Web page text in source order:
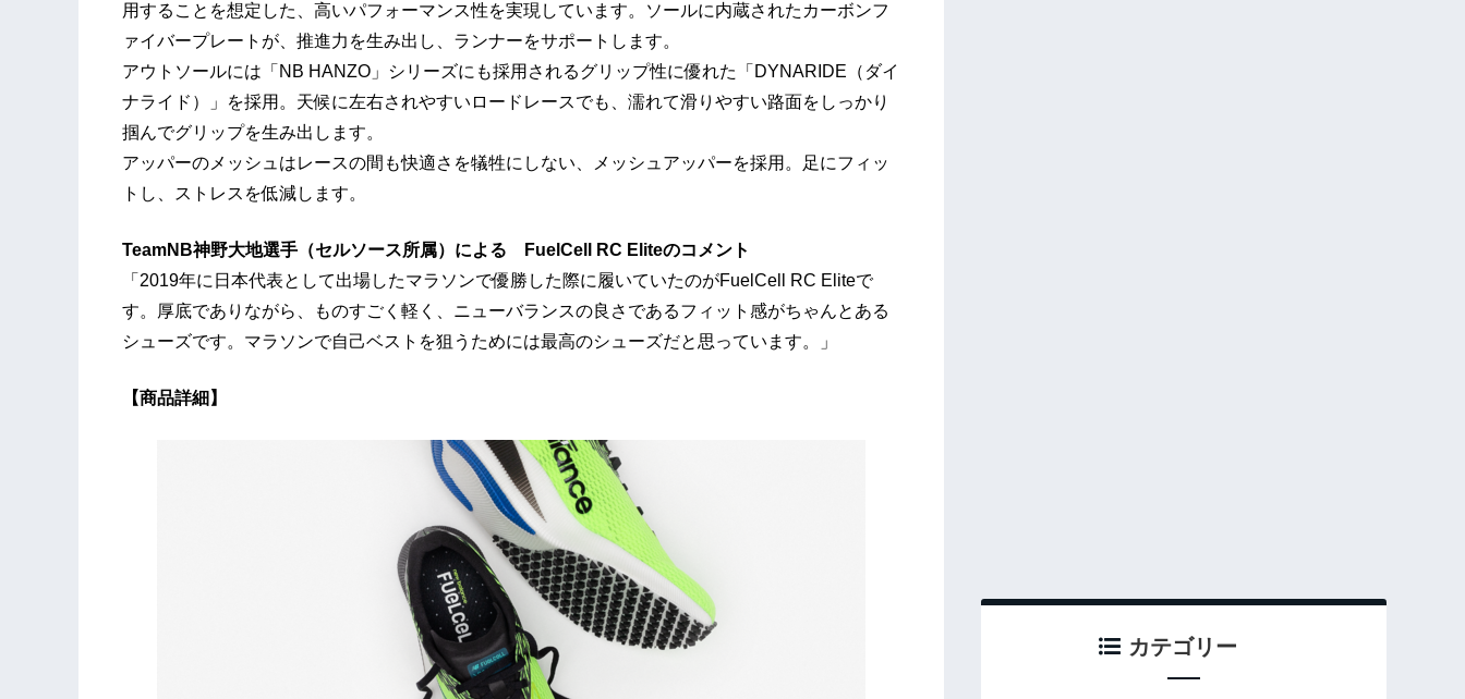
用することを想定した、高いパフォーマンス性を実現しています。ソールに内蔵されたカーボンフ
ァイバープレートが、推進力を生み出し、ランナーをサポートします。
アウトソールには「NB HANZO」シリーズにも採用されるグリップ性に優れた「DYNARIDE（ダイ
ナライド）」を採用。天候に左右されやすいロードレースでも、濡れて滑りやすい路面をしっかり
掴んでグリップを生み出します。
アッパーのメッシュはレースの間も快適さを犠牲にしない、メッシュアッパーを採用。足にフィッ
トし、ストレスを低減します。
TeamNB神野大地選手（セルソース所属）による FuelCell RC Eliteのコメント
「2019年に日本代表として出場したマラソンで優勝した際に履いていたのがFuelCell RC Eliteで
す。厚底でありながら、ものすごく軽く、ニューバランスの良さであるフィット感がちゃんとある
シューズです。マラソンで自己ベストを狙うためには最高のシューズだと思っています。」
【商品詳細】
カテゴリー